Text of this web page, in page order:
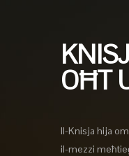
OĦT
Il-Knisja hija
il-mezzi